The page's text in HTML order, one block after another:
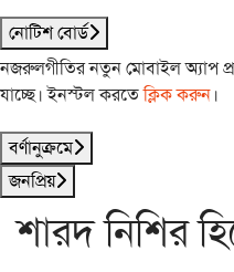
নোটিশ বোর্ড
নজরুলগীতির নতুন মোবাইল অ্যাপ
যাচ্ছে। ইনস্টল করতেক্লিক করুন।
বর্ণানুক্রমে
জনপ্রিয়
শারদ নিশির